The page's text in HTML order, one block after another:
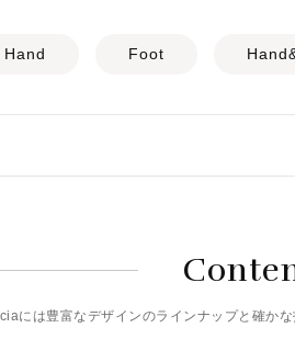
Hand Foot
には豊富なデザインのラインナップと確か